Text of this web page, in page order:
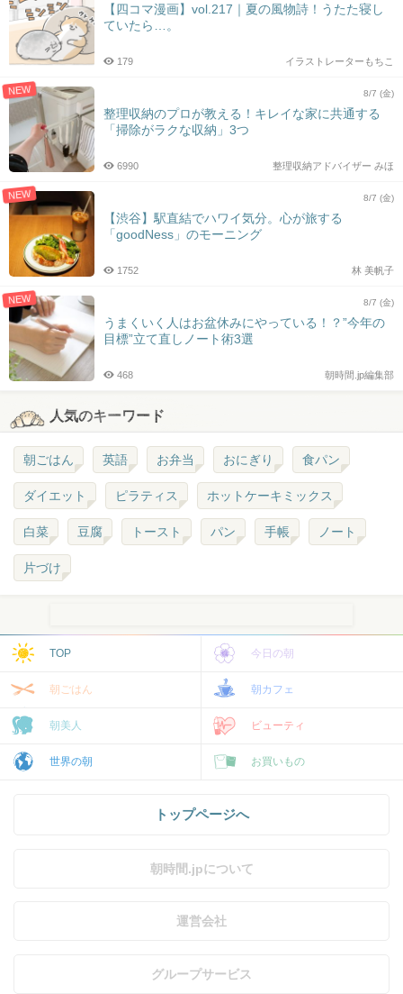
【四コマ漫画】vol.217｜夏の風物詩！うたた寝し
ていたら…。
イラストレーターもちこ
179
NEW 8/7 (金)
整理収納のプロが教える！キレイな家に共通する
「掃除がラクな収納」3つ
整理収納アドバイザー みほ
6990
NEW 8/7 (金)
【渋谷】駅直結でハワイ気分。心が旅する
「goodNess」のモーニング
林 美帆子
1752
NEW 8/7 (金)
うまくいく人はお盆休みにやっている！？”今年の
目標”立て直しノート術3選
朝時間.jp編集部
468
人気のキーワード
朝ごはん 英語 お弁当 おにぎり 食パン
ダイエット ピラティス ホットケーキミックス
白菜 豆腐 トースト パン 手帳 ノート
片づけ
TOP 今日の朝
朝ごはん 朝カフェ
朝美人 ビューティ
世界の朝 お買いもの
トップページへ
朝時間.jpについて
運営会社
グループサービス